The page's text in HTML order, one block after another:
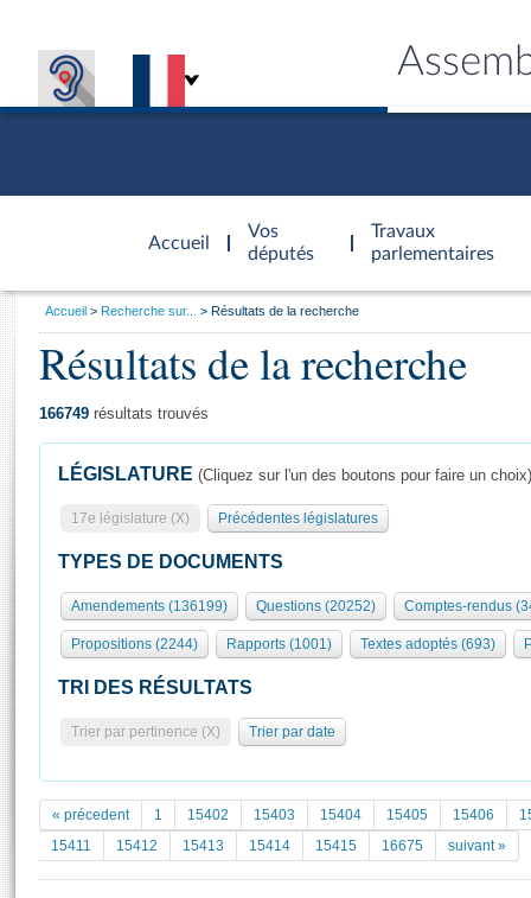
Accueil
d'accueil
Vos
députés
Travaux
parlementaires
Présidence
577 députés
Groupes politiques
Séance publique
Commissions et autres organes
Europe et International
Pétitions
Documents parlementaires
Projets de loi
Général
Rôle et pouvoirs de l'Assemblée
Organisation de l'Assemblée
Présidence Conférence des Présidents Bureau Collège des
Statistiques et chiffres clés
Documents de référence
( Constitution | Règlement de l'Assemblée ... )
Visiter l'Assemblée
Visite virtuelle du palais Bourbon
Assister à une séance
La Bibliothèque
Les archives
Vous
Accueil Recherche sur... Résultats de la recherche
Résultats de la recherche
166749 résultats trouvés
LÉGISLATURE (Cliquez sur l'un des boutons pour faire un choix)
17e législature (X) Précédentes législatures
TYPES DE DOCUMENTS
Amendements (136199) Questions (20252) Comptes-rendus
Propositions (2244) Rapports (1001) Textes adoptés (693)
TRI DES RÉSULTATS
Trier par pertinence (X) Trier par date
« précedent 1 15402 15403 15404 15405 15406
15411
15412 15413 15414 15415 16675 suivant »